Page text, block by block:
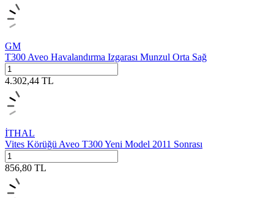
GM
T300 Aveo Havalandırma Izgarası Munzul Orta Sağ
4.302,44 TL
İTHAL
Vites Körüğü Aveo T300 Yeni Model 2011 Sonrası
856,80 TL